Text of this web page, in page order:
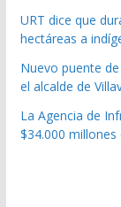
URT dice que
hectáreas a
Nuevo puente
el alcalde de
La Agencia de
$34.000